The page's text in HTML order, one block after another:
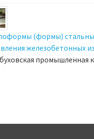
(формы)
железобетонных
промышленная